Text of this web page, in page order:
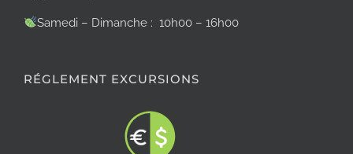
Samedi – Dimanche : 10h00 – 16h00
RÉGLEMENT EXCURSIONS